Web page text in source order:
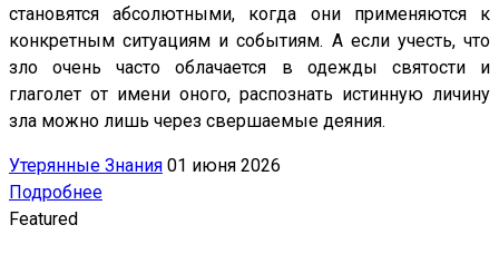
становятся абсолютными, когда они применяются к
конкретным ситуациям и событиям. А если учесть, что
зло очень часто облачается в одежды святости и
глаголет от имени оного, распознать истинную личину
зла можно лишь через свершаемые деяния.
Утерянные Знания 01 июня 2026
Подробнее
Featured